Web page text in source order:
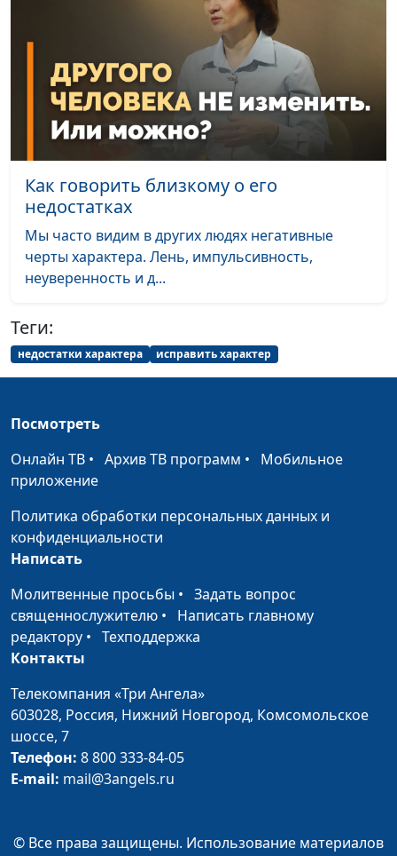
Айгуль Иншакова,
психолог
Сказать «да» или
отказать
Юлия Синицына, Алина
Караченцева,
практический психолог
практический психолог
Синдром
отложенной жизни:
научиться жить
сейчас
Караченцева,
практический психолог
Что такое
гиподинамия
Караченцева,
относиться к
мужчине
практический психолог
Зачем мне уважение
практический психолог
Равнодушие в
современном мире
Караченцева,
практический психолог
Почему нам стыдно?
Юлия Синицына,
Как повзрослеть?
Юлия Синицына,
Мария Вачева, психолог
Как мама влияет на
мою жизнь
счастливым
Мария Вачева, психолог
Как говорить близкому о его
недостатках
Мы часто видим в других людях негативные
черты характера. Лень, импульсивность,
неуверенность и д...
Теги:
недостатки характера исправить характер
Посмотреть
Онлайн ТВ • Архив ТВ программ • Мобильное
приложение
Политика обработки персональных данных и
конфиденциальности
Написать
Молитвенные просьбы • Задать вопрос
священнослужителю • Написать главному
редактору • Техподдержка
Контакты
Телекомпания «Три Ангела»
603028, Россия, Нижний Новгород, Комсомольское
шоссе, 7
Телефон: 8 800 333-84-05
E-mail: mail@3angels.ru
© Все права защищены. Использование материалов